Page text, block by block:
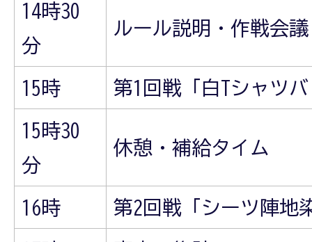
14時30
分
ルール説明・作戦会
15時 第1回戦「白Tシャツ
15時30
分
休憩・補給タイム
16時 第2回戦「シーツ陣地